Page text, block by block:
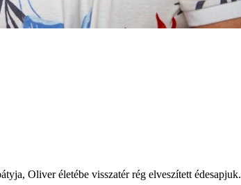
Oliver életébe visszatér rég elveszített édesapjuk.